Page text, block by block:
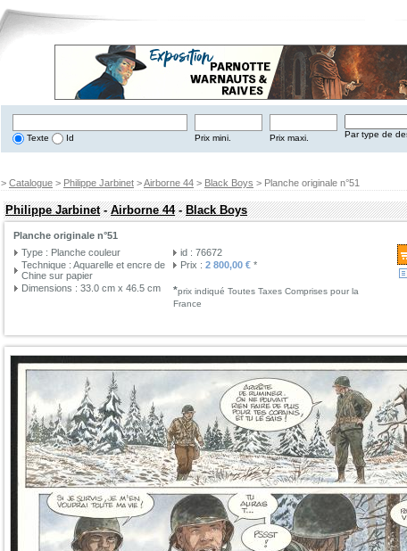
Texte Id Prix mini. Prix maxi. Par type de
> Catalogue > Philippe Jarbinet >Airborne 44 > Black Boys > Planche originale n°51
Philippe Jarbinet-Airborne 44-Black Boys
Planche originale n°51
Type : Planche couleur
Technique : Aquarelle et encre de
Chine sur papier
Dimensions : 33.0 cm x 46.5 cm
id : 76672
Prix :2 800,00 € *
*prix indiqué Toutes Taxes Comprises pour la
France